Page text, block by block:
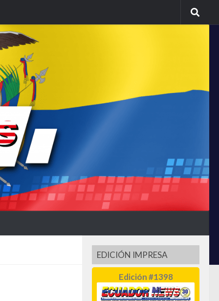
EDICIÓN IMPRESA
Edición #1398